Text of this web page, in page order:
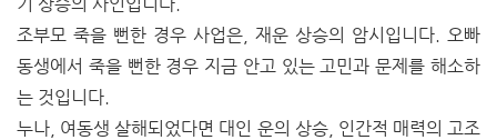
조부모 죽을 뻔한 경우 사업은, 재운 상승의 암시입니다. 오빠
동생에서 죽을 뻔한 경우 지금 안고 있는 고민과 문제를 해소하
는 것입니다.
누나, 여동생 살해되었다면 대인 운의 상승, 인간적 매력의 고조